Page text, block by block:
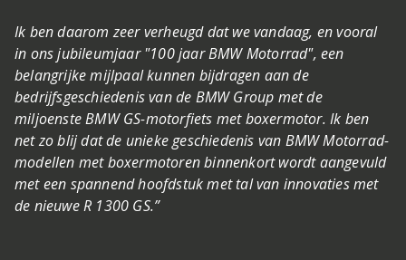
Ik ben daarom zeer verheugd dat we vandaag, en vooral
in ons jubileumjaar "100 jaar BMW Motorrad", een
belangrijke mijlpaal kunnen bijdragen aan de
bedrijfsgeschiedenis van de BMW Group met de
miljoenste BMW GS-motorfiets met boxermotor. Ik ben
net zo blij dat de unieke geschiedenis van BMW Motorrad-
modellen met boxermotoren binnenkort wordt aangevuld
met een spannend hoofdstuk met tal van innovaties met
de nieuwe R 1300 GS.”